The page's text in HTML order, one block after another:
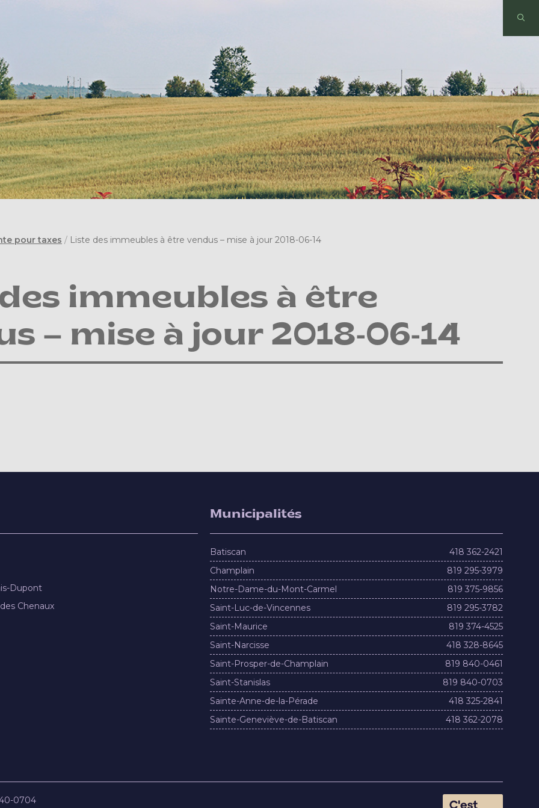
pour taxes / Liste des immeubles à être vendus – mise à jour 2018-06-14
immeubles à être
– mise à jour 2018-06-14
Dupont
Chenaux
Municipalités
Batiscan
418 362-2421
Champlain
819 295-3979
Notre-Dame-du-Mont-Carmel
819 375-9856
Saint-Luc-de-Vincennes
819 295-3782
Saint-Maurice
819 374-4525
Saint-Narcisse
418 328-8645
Saint-Prosper-de-Champlain
819 840-0461
Saint-Stanislas
819 840-0703
Sainte-Anne-de-la-Pérade
418 325-2841
Sainte-Geneviève-de-Batiscan
418 362-2078
0704